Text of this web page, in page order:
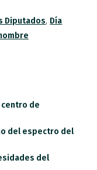
Diputados, Día
centro de
del espectro del
del